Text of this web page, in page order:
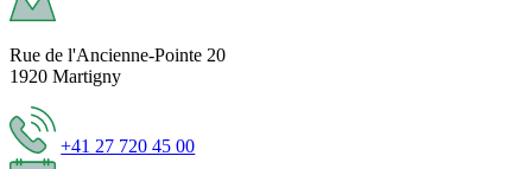
Rue de l'Ancienne-Pointe 20
1920 Martigny
+41 27 720 45 00